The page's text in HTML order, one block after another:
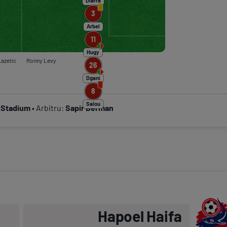
3
Arbel
11
Hugy
26
Dgani
8
Salou
Ronny Levy
• Arbitru: Sapir Berman
Hapoel Haifa